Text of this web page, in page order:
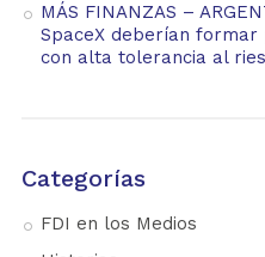
MÁS FINANZAS –
SpaceX deberían
con alta tolerancia al
Categorías
FDI en los Medios